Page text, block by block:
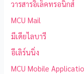
วารสารอิเล็คทรอนิกส์
MCU Mail
มีเดียไลบารี
อีเลิร์นนิ่ง
MCU Mobile